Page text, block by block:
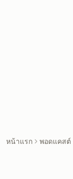
หน้าแรก พอดแคสต์